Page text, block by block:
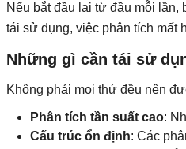
Nếu bắt đầu lại từ đầu mỗi lần,
tái sử dụng, việc phân tích mất
Những gì cần tái sử
Không phải mọi thứ đều nên
Phân tích tần suất cao:
Cấu trúc ổn định: Các